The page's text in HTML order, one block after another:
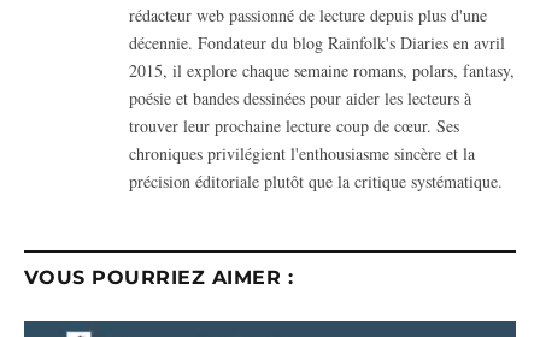
rédacteur web passionné de lecture depuis plus d'une
décennie. Fondateur du blog Rainfolk's Diaries en avril
2015, il explore chaque semaine romans, polars, fantasy,
poésie et bandes dessinées pour aider les lecteurs à
trouver leur prochaine lecture coup de cœur. Ses
chroniques privilégient l'enthousiasme sincère et la
précision éditoriale plutôt que la critique systématique.
VOUS POURRIEZ AIMER :